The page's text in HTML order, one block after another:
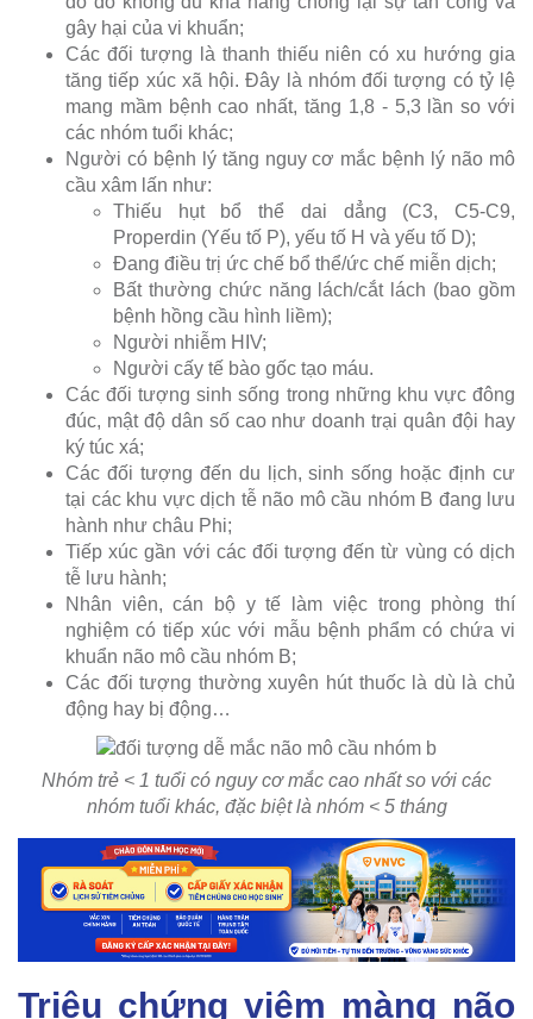
gây hại của vi khuẩn;
Các đối tượng là thanh thiếu niên có xu hướng gia
tăng tiếp xúc xã hội. Đây là nhóm đối tượng có tỷ lệ
mang mầm bệnh cao nhất, tăng 1,8 - 5,3 lần so với
các nhóm tuổi khác;
Người có bệnh lý tăng nguy cơ mắc bệnh lý não mô
cầu xâm lấn như:
Thiếu hụt bổ thể dai dẳng (C3, C5-C9,
Properdin (Yếu tố P), yếu tố H và yếu tố D);
Đang điều trị ức chế bổ thể/ức chế miễn dịch;
Bất thường chức năng lách/cắt lách (bao gồm
bệnh hồng cầu hình liềm);
Người nhiễm HIV;
Người cấy tế bào gốc tạo máu.
Các đối tượng sinh sống trong những khu vực đông
đúc, mật độ dân số cao như doanh trại quân đội hay
ký túc xá;
Các đối tượng đến du lịch, sinh sống hoặc định cư
tại các khu vực dịch tễ não mô cầu nhóm B đang lưu
hành như châu Phi;
Tiếp xúc gần với các đối tượng đến từ vùng có dịch
tễ lưu hành;
Nhân viên, cán bộ y tế làm việc trong phòng thí
nghiệm có tiếp xúc với mẫu bệnh phẩm có chứa vi
khuẩn não mô cầu nhóm B;
Các đối tượng thường xuyên hút thuốc là dù là chủ
động hay bị động…
Nhóm trẻ < 1 tuổi có nguy cơ mắc cao nhất so với các
nhóm tuổi khác, đặc biệt là nhóm < 5 tháng
Triệu chứng viêm màng não